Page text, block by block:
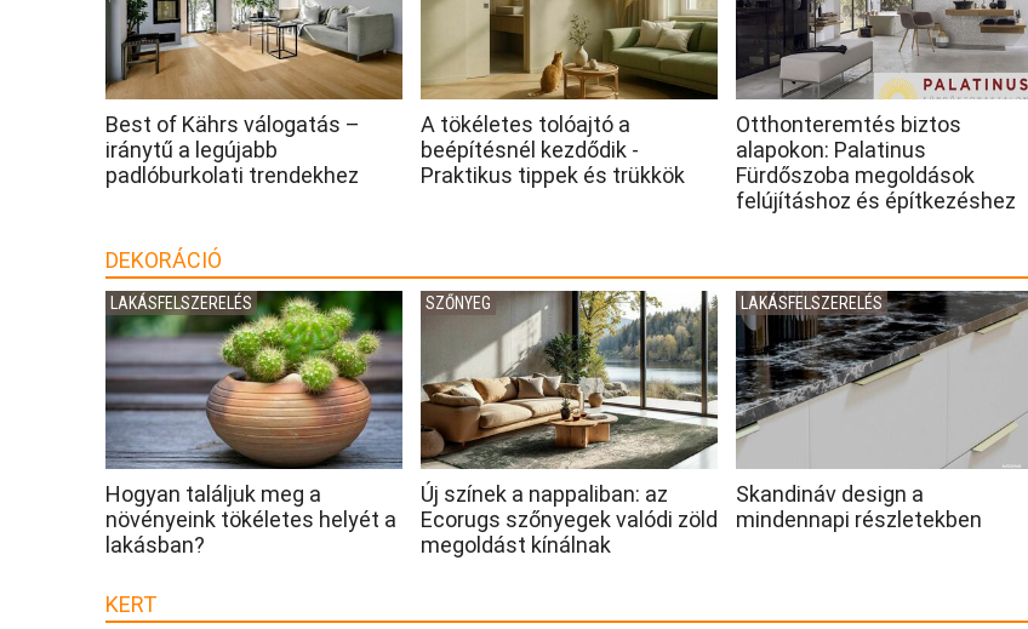
Best of Kährs válogatás –
iránytű a legújabb
padlóburkolati trendekhez
A tökéletes tolóajtó a
beépítésnél kezdődik -
Praktikus tippek és trükkök
Otthonteremtés biztos
alapokon: Palatinus
Fürdőszoba megoldások
felújításhoz és építkezéshez
DEKORÁCIÓ
LAKÁSFELSZERELÉS
Hogyan találjuk meg a
növényeink tökéletes helyét a
lakásban?
SZŐNYEG
Új színek a nappaliban: az
Ecorugs szőnyegek valódi zöld
megoldást kínálnak
LAKÁSFELSZERELÉS
Skandináv design a
mindennapi részletekben
KERT